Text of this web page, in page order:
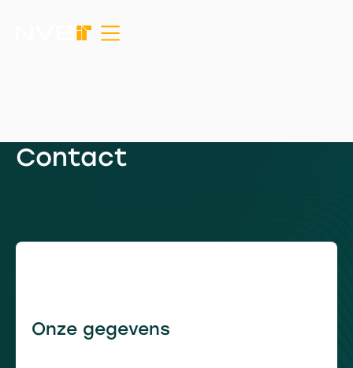
Contact
Onze gegevens